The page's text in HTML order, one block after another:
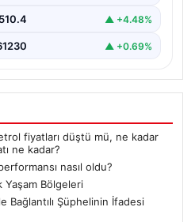
▲ +4.48%
▲ +0.69%
fiyatları düştü mü, ne kadar
ne kadar?
nasıl oldu?
Yaşam Bölgeleri
Bağlantılı Şüphelinin İfadesi